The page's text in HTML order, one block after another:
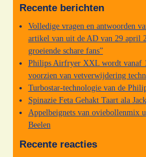
Recente berichten
Volledige vragen en antwoorden
artikel van uit de AD van 29 april
groeiende schare fans”
Philips Airfryer XXL wordt vanaf
voorzien van vetverwijdering
Turbostar-technologie van de
Spinazie Feta Gehakt Taart ala
Appelbeignets van oviebollenmix
Beelen
Recente reacties